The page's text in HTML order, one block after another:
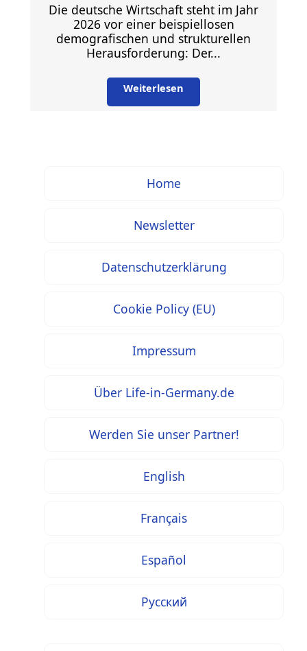
Die deutsche Wirtschaft steht im Jahr
2026 vor einer beispiellosen
demografischen und strukturellen
Herausforderung: Der...
Weiterlesen
Home
Newsletter
Datenschutzerklärung
Cookie Policy (EU)
Impressum
Über Life-in-Germany.de
Werden Sie unser Partner!
English
Français
Español
Русский